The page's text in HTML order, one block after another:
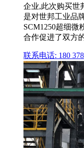
企业,此次购买世
是对世邦工业品
SCM1250超细微
合作促进了双方
联系电话: 180